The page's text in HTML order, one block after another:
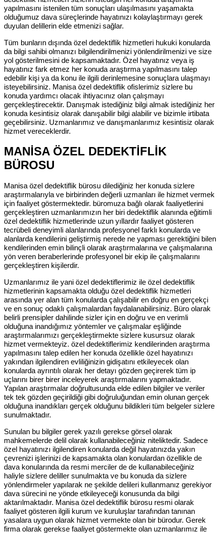
yapılmasını istenilen tüm sonuçları ulaşılmasını yaşamakta
olduğumuz dava süreçlerinde hayatınızı kolaylaştırmayı gerek
duyulan delillerin elde etmenizi sağlar.
Tüm bunların dışında özel dedektiflik hizmetleri hukuki konularda
da bilgi sahibi olmanızı bilgilendirilmenizi yönlendirilmenizi ve size
yol gösterilmesini de kapsamaktadır. Özel hayatınız veya iş
hayatınız fark etmez her konuda araştırma yapılmasını talep
edebilir kişi ya da konu ile ilgili derinlemesine sonuçlara ulaşmayı
isteyebilirsiniz. Manisa özel dedektiflik ofislerimiz sizlere bu
konuda yardımcı olacak ihtiyacınız olan çalışmayı
gerçekleştirecektir. Danışmak istediğiniz bilgi almak istediğiniz her
konuda kesintisiz olarak danışabilir bilgi alabilir ve bizimle irtibata
geçebilirsiniz. Uzmanlarımız ve danışmanlarımız kesintisiz olarak
hizmet vereceklerdir.
MANİSA ÖZEL DEDEKTİFLİK
BÜROSU
Manisa özel dedektiflik bürosu dilediğiniz her konuda sizlere
araştırmalarıyla ve birbirinden değerli uzmanları ile hizmet vermek
için faaliyet göstermektedir. büromuza bağlı olarak faaliyetlerini
gerçekleştiren uzmanlarımızın her biri dedektiflik alanında eğitimli
özel dedektiflik hizmetlerinde uzun yıllardır faaliyet gösteren
tecrübeli deneyimli alanlarında profesyonel farklı konularda ve
alanlarda kendilerini geliştirmiş nerede ne yapması gerektiğini bilen
kendilerinden emin bilinçli olarak araştırmalarına ve çalışmalarına
yön veren beraberlerinde profesyonel bir ekip ile çalışmalarını
gerçekleştiren kişilerdir.
Uzmanlarımız ile yani özel dedektiflerimiz ile özel dedektiflik
hizmetlerinin kapsamakta olduğu özel dedektiflik hizmetleri
arasında yer alan tüm konularda çalışabilir en doğru en gerçekçi
ve en sonuç odaklı çalışmalardan faydalanabilirsiniz. Büro olarak
belirli prensipler dahilinde sizler için en doğru ve en verimli
olduğuna inandığımız yöntemler ve çalışmalar eşliğinde
araştırmalarımızı gerçekleştirmekte sizlere kusursuz olarak
hizmet vermekteyiz. özel dedektiflerimiz kendilerinden araştırma
yapılmasını talep edilen her konuda özellikle özel hayatınızı
yakından ilgilendiren evliliğinizin gidişatını etkileyecek olan
konularda ayrıntılı olarak her detayı gözden geçirerek tüm ip
uçlarını birer birer inceleyerek araştırmalarını yapmaktadır.
Yapılan araştırmalar doğrultusunda elde edilen bilgiler ve veriler
tek tek gözden geçirildiği gibi doğruluğundan emin olunan gerçek
olduğuna inandıkları gerçek olduğunu bildikleri tüm belgeler sizlere
sunulmaktadır.
Sunulan bu bilgiler gerek yazılı gerekse görsel olarak
mahkemelerde delil olarak kullanabileceğiniz niteliktedir. Sadece
özel hayatınızı ilgilendiren konularda değil hayatınızda yakın
çevrenizi işlerinizi de kapsamakta olan konulardan özellikle de
dava konularında da resmi merciler de de kullanabileceğiniz
haliyle sizlere deliller sunulmakta ve bu konuda da sizlere
yönlendirmeler yapılarak ne şekilde delileri kullanmanız gerekiyor
dava sürecini ne yönde etkileyeceği konusunda da bilgi
aktarılmaktadır. Manisa özel dedektiflik bürosu resmi olarak
faaliyet gösteren ilgili kurum ve kuruluşlar tarafından tanınan
yasalara uygun olarak hizmet vermekte olan bir bürodur. Gerek
firma olarak gerekse faaliyet göstermekte olan uzmanlarımız ile